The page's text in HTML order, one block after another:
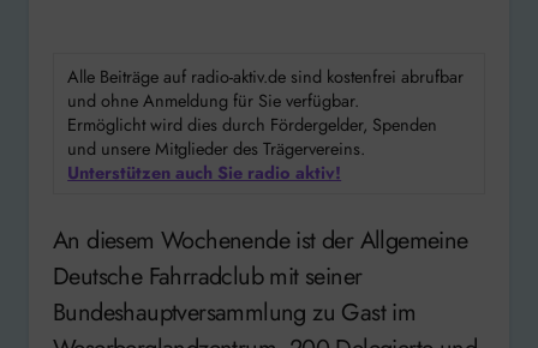
Alle Beiträge auf radio-aktiv.de sind kostenfrei abrufbar
und ohne Anmeldung für Sie verfügbar.
Ermöglicht wird dies durch Fördergelder, Spenden
und unsere Mitglieder des Trägervereins.
Unterstützen auch Sie radio aktiv!
An diesem Wochenende ist der Allgemeine
Deutsche Fahrradclub mit seiner
Bundeshauptversammlung zu Gast im